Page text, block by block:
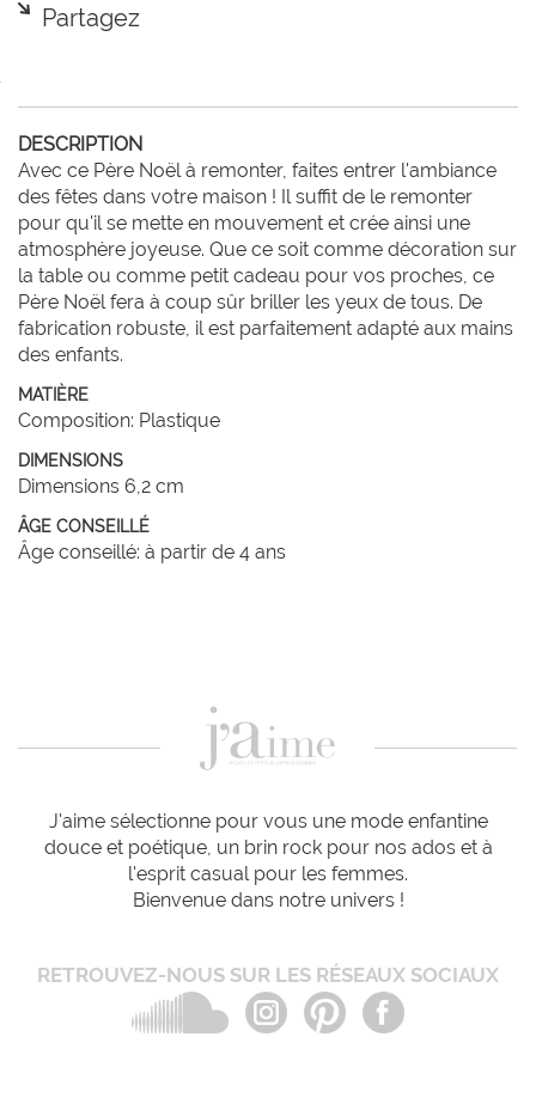
Partagez
DESCRIPTION
Avec ce Père Noël à remonter, faites entrer l'ambiance
des fêtes dans votre maison ! Il suffit de le remonter
pour qu'il se mette en mouvement et crée ainsi une
atmosphère joyeuse. Que ce soit comme décoration sur
la table ou comme petit cadeau pour vos proches, ce
Père Noël fera à coup sûr briller les yeux de tous. De
fabrication robuste, il est parfaitement adapté aux mains
des enfants.
MATIÈRE
Composition: Plastique
DIMENSIONS
Dimensions 6,2 cm
ÂGE CONSEILLÉ
Âge conseillé: à partir de 4 ans
J'aime sélectionne pour vous une mode enfantine
douce et poétique, un brin rock pour nos ados et à
l'esprit casual pour les femmes.
Bienvenue dans notre univers !
RETROUVEZ-NOUS SUR LES RÉSEAUX SOCIAUX